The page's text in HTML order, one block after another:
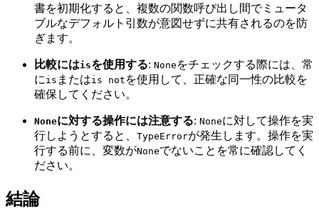
書を初期化すると、複数の関数呼び出し間でミュータ
ブルなデフォルト引数が意図せずに共有されるのを防
ぎます。
比較にはisを使用する: None をチェックする際には、常
に is またはis not を使用して、正確な同一性の比較を
確保してください。
Noneに対する操作には注意する: Noneに対して操作を実
行しようとすると、 TypeErrorが発生します。操作を実
行する前に、変数がNoneでないことを常に確認してく
ださい。
結論